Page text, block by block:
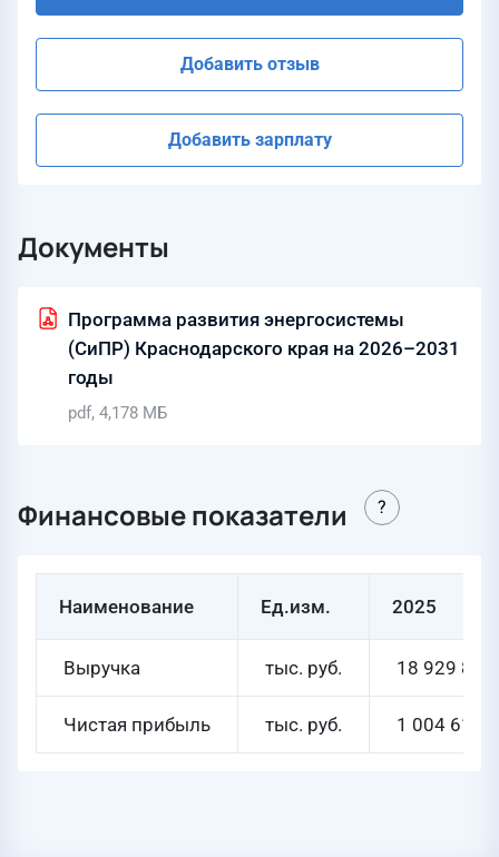
Добавить отзыв
Добавить зарплату
Документы
Программа развития энергосистемы
(СиПР) Краснодарского края на 2026–2031
годы
pdf, 4,178 МБ
Финансовые показатели
Наименование Ед.изм. 2025
Выручка тыс. руб. 18 929 845
Чистая прибыль тыс. руб. 1 004 616